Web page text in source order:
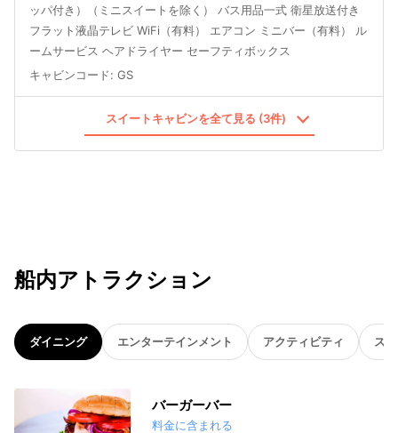
ッパ付き）（ミニスイートを除く） バス用品一式 衛星放送付き
フラット液晶テレビ WiFi（有料） エアコン ミニバー（有料） ル
ームサービス ヘアドライヤー セーフティボックス
キャビンコード: GS
スイートキャビンを全て見る (3件)
船内アトラクション
ダイニング エンターテインメント アクティビティ ス
バーガーバー
料金に含まれる